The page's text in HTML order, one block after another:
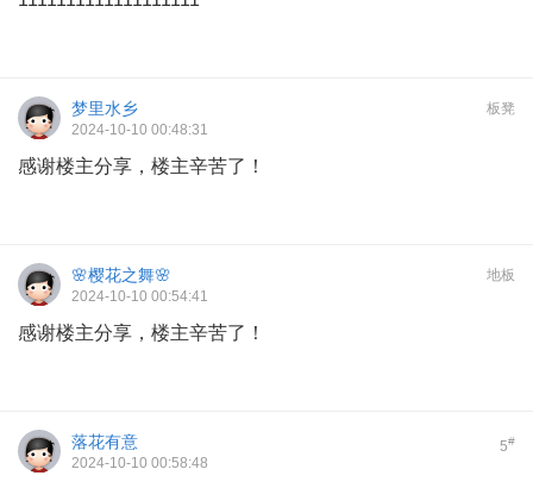
板凳
梦里水乡
2024-10-10 00:48:31
感谢楼主分享，楼主辛苦了！
地板
🌸樱花之舞🌸
2024-10-10 00:54:41
感谢楼主分享，楼主辛苦了！
5#
落花有意
2024-10-10 00:58:48